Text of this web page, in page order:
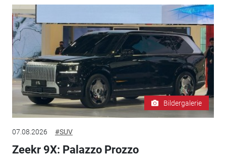
Bildergalerie
07.08.2026 #SUV
Zeekr 9X: Palazzo Prozzo